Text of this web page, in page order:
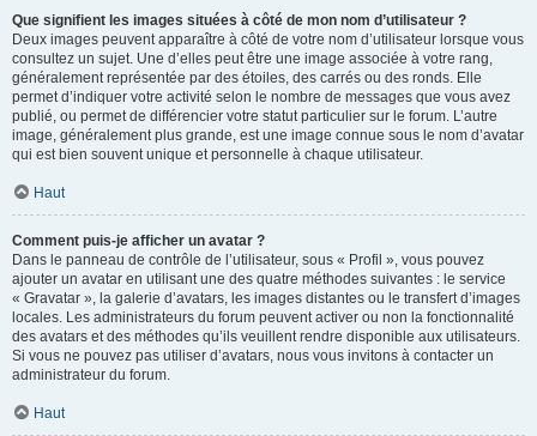
Que signifient les images situées à côté de mon nom d’utilisateur ?
Deux images peuvent apparaître à côté de votre nom d’utilisateur lorsque vous
consultez un sujet. Une d’elles peut être une image associée à votre rang,
généralement représentée par des étoiles, des carrés ou des ronds. Elle
permet d’indiquer votre activité selon le nombre de messages que vous avez
publié, ou permet de différencier votre statut particulier sur le forum. L’autre
image, généralement plus grande, est une image connue sous le nom d’avatar
qui est bien souvent unique et personnelle à chaque utilisateur.
Haut
Comment puis-je afficher un avatar ?
Dans le panneau de contrôle de l’utilisateur, sous « Profil », vous pouvez
ajouter un avatar en utilisant une des quatre méthodes suivantes : le service
« Gravatar », la galerie d’avatars, les images distantes ou le transfert d’images
locales. Les administrateurs du forum peuvent activer ou non la fonctionnalité
des avatars et des méthodes qu’ils veuillent rendre disponible aux utilisateurs.
Si vous ne pouvez pas utiliser d’avatars, nous vous invitons à contacter un
administrateur du forum.
Haut